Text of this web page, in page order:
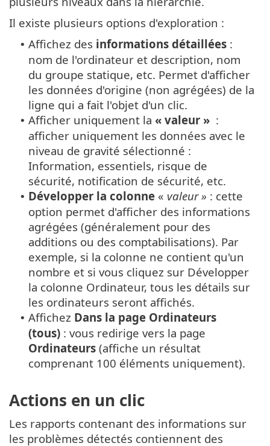
Il existe plusieurs options d'exploration :
• Affichez des informations détaillées :
nom de l'ordinateur et description, nom
du groupe statique, etc. Permet d'afficher
les données d'origine (non agrégées) de la
ligne qui a fait l'objet d'un clic.
• Afficher uniquement la « valeur » :
afficher uniquement les données avec le
niveau de gravité sélectionné :
Information, essentiels, risque de
sécurité, notification de sécurité, etc.
• Développer la colonne « valeur » : cette
option permet d'afficher des informations
agrégées (généralement pour des
additions ou des comptabilisations). Par
exemple, si la colonne ne contient qu'un
nombre et si vous cliquez sur Développer
la colonne Ordinateur, tous les détails sur
les ordinateurs seront affichés.
• Affichez Dans la page Ordinateurs
(tous) : vous redirige vers la page
Ordinateurs (affiche un résultat
comprenant 100 éléments uniquement).
Actions en un clic
Les rapports contenant des informations sur
les problèmes détectés contiennent des